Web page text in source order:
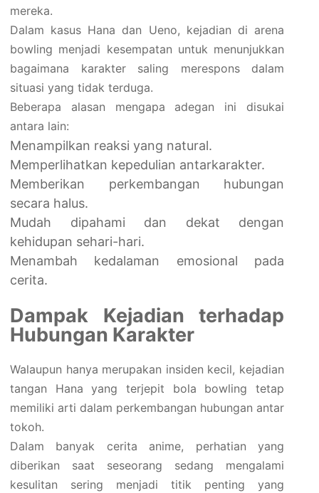
mereka.
Dalam kasus Hana dan Ueno, kejadian di arena
bowling menjadi kesempatan untuk menunjukkan
bagaimana karakter saling merespons dalam
situasi yang tidak terduga.
Beberapa alasan mengapa adegan ini disukai
antara lain:
Menampilkan reaksi yang natural.
Memperlihatkan kepedulian antarkarakter.
Memberikan perkembangan hubungan
secara halus.
Mudah dipahami dan dekat dengan
kehidupan sehari-hari.
Menambah kedalaman emosional pada
cerita.
Dampak Kejadian terhadap
Hubungan Karakter
Walaupun hanya merupakan insiden kecil, kejadian
tangan Hana yang terjepit bola bowling tetap
memiliki arti dalam perkembangan hubungan antar
tokoh.
Dalam banyak cerita anime, perhatian yang
diberikan saat seseorang sedang mengalami
kesulitan sering menjadi titik penting yang